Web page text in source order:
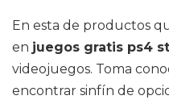
En esta de productos
en juegos gratis ps4
videojuegos. Toma
encontrar sinfín de